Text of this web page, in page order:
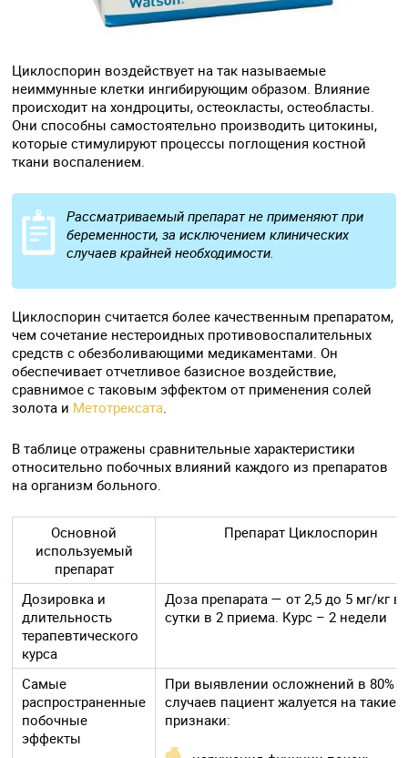
Циклоспорин воздействует на так называемые
неиммунные клетки ингибирующим образом. Влияние
происходит на хондроциты, остеокласты, остеобласты.
Они способны самостоятельно производить цитокины,
которые стимулируют процессы поглощения костной
ткани воспалением.
Рассматриваемый препарат не применяют при
беременности, за исключением клинических
случаев крайней необходимости.
Циклоспорин считается более качественным препаратом,
чем сочетание нестероидных противовоспалительных
средств с обезболивающими медикаментами. Он
обеспечивает отчетливое базисное воздействие,
сравнимое с таковым эффектом от применения солей
золота и Метотрексата.
В таблице отражены сравнительные характеристики
относительно побочных влияний каждого из препаратов
на организм больного.
Основной
используемый
препарат
Препарат Циклоспорин
Дозировка и
длительность
терапевтического
курса
Доза препарата — от 2,5 до 5 мг/кг в
сутки в 2 приема. Курс – 2 недели
Самые
распространенные
побочные
эффекты
При выявлении осложнений в 80%
случаев пациент жалуется на такие
признаки: